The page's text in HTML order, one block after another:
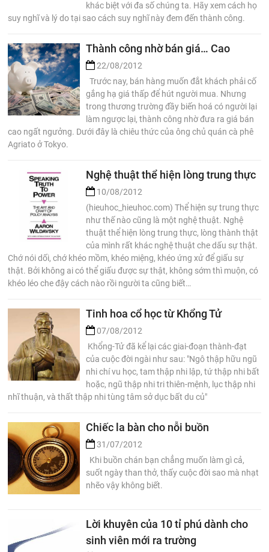
khác biệt với đa số chúng ta. Hãy xem cách họ
suy nghĩ và lý do tại sao cách suy nghĩ này đem đến thành công.
Thành công nhờ bán giá… Cao
22/08/2012
Trước nay, bán hàng muốn đắt khách phải cố
gắng hạ giá thấp để hút người mua. Nhưng
trong thương trường đầy biến hoá có người lại
làm ngược lại, thành công nhờ đưa ra giá bán
cao ngất ngưởng. Dưới đây là chiêu thức của ông chủ quán cà phê
Agriato ở Tokyo.
Nghệ thuật thể hiện lòng trung thực
10/08/2012
(hieuhoc_hieuhoc.com) Thể hiện sự trung thực
như thế nào cũng là một nghệ thuật. Nghệ
thuật thể hiện lòng trung thực, lòng thành thật
của mình rất khác nghệ thuật che dấu sự thật.
Chớ nói dối, chớ khéo mồm, khéo miệng, khéo ứng xử để giấu sự
thật. Bởi không ai có thể giấu được sự thật, không sớm thì muộn, có
khéo léo che đậy cách nào rồi người ta cũng biết…
Tinh hoa cổ học từ Khổng Tử
07/08/2012
Khổng-Tử đã kể lại các giai-đoạn thành-đạt
của cuộc đời ngài như sau: "Ngô thập hữu ngũ
nhi chí vu học, tam thập nhi lập, tứ thập nhi bất
hoặc, ngũ thập nhi tri thiên-mệnh, lục thập nhi
nhĩ thuận, và thất thập nhi tùng tâm sở dục bất du củ"
Chiếc la bàn cho nỗi buồn
31/07/2012
Khi buồn chán bạn chẳng muốn làm gì cả,
suốt ngày than thở, thấy cuộc đời sao mà nhạt
nhẽo vậy không biết.
Lời khuyên của 10 tỉ phú dành cho
sinh viên mới ra trường